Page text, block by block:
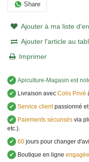
Share
Ajouter à ma liste
Ajouter l'article au
Imprimer
✔ Apiculture-Magasin est
✔
Livraison avec Colis Privé
✔ Service clientpassionné et
✔
Paiements sécurisés via
etc.).
✔ 60 jours pour changer
✔
Boutique en ligne engagée